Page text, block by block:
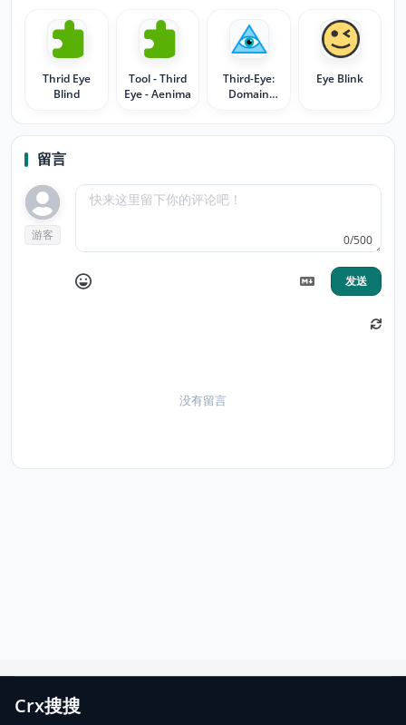
Thrid Eye
Blind
Tool - Third
Eye - Aenima
Third-Eye:
Domain
Eye Blink
留言
游客 0/500
发送
没有留言
Crx搜搜